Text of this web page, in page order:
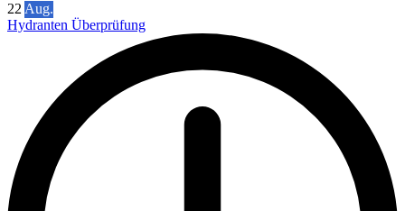
22 Aug.
Hydranten Überprüfung